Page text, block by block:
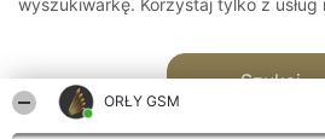
ORŁY GSM
wyszukiwarkę. Korzystaj tylko z usług
Szukaj